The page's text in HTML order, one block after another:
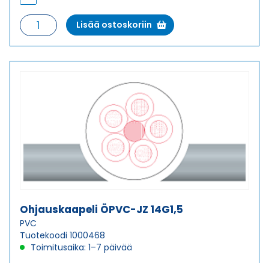
Ohjauskaapeli
ÖPVC-
JZ
Lisää ostoskoriin
Ohjauskaapeli ÖPVC-JZ 14G1,5
PVC
Tuotekoodi 1000468
Toimitusaika: 1–7 päivää